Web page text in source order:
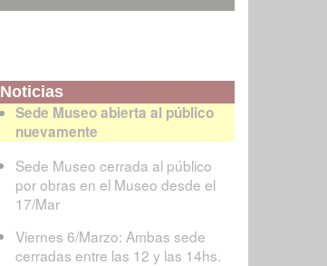
Noticias
Sede Museo abierta al público
nuevamente
Sede Museo cerrada al público
por obras en el Museo desde el
17/Mar
Viernes 6/Marzo: Ambas sede
cerradas entre las 12 y las 14hs.